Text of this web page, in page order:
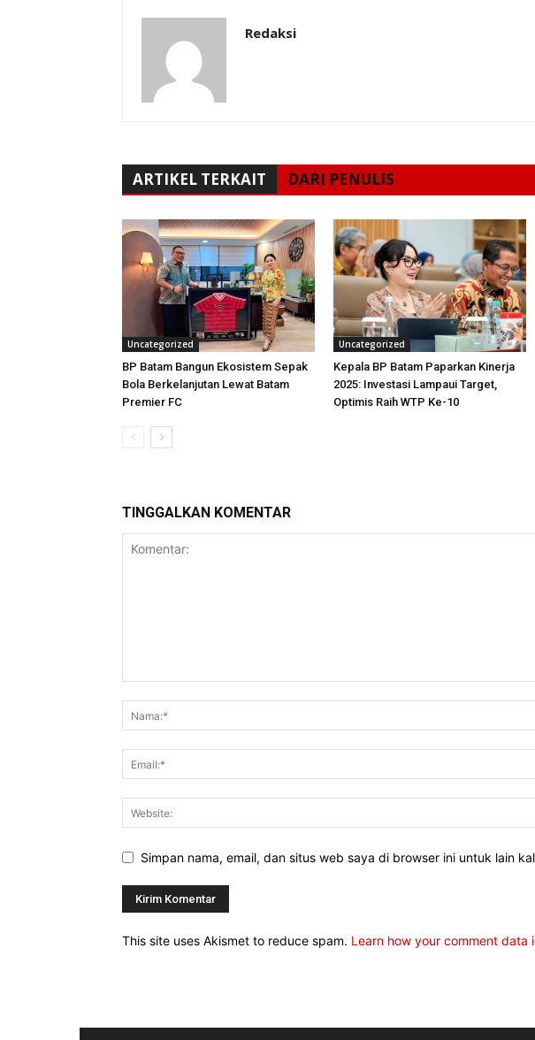
Redaksi
ARTIKEL TERKAIT DARI PENULIS
Uncategorized
BP Batam Bangun Ekosistem Sepak
Bola Berkelanjutan Lewat Batam
Premier FC
Uncategorized
Kepala BP Batam Paparkan Kinerja
2025: Investasi Lampaui Target,
Optimis Raih WTP Ke-10
TINGGALKAN KOMENTAR
Simpan nama, email, dan situs web saya di browser ini untuk lain
This site uses Akismet to reduce spam. Learn how your comment data